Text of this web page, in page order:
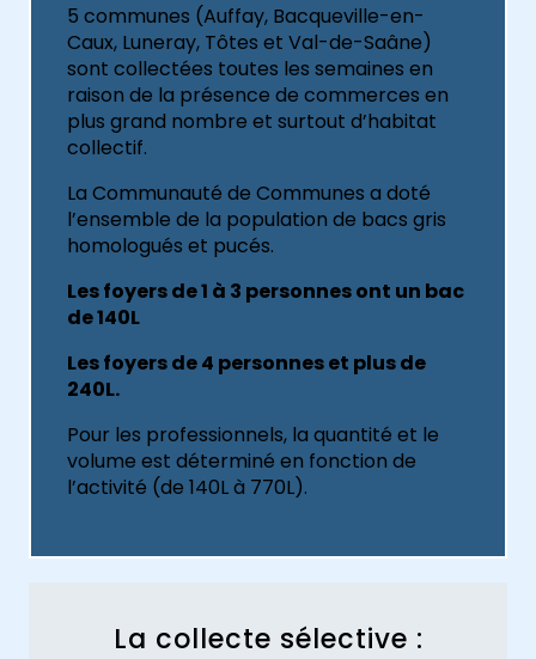
5 communes (Auffay, Bacqueville-en-
Caux, Luneray, Tôtes et Val-de-Saâne)
sont collectées toutes les semaines en
raison de la présence de commerces en
plus grand nombre et surtout d’habitat
collectif.
La Communauté de Communes a doté
l’ensemble de la population de bacs gris
homologués et pucés.
Les foyers de 1 à 3 personnes ont un bac
de 140L
Les foyers de 4 personnes et plus de
240L.
Pour les professionnels, la quantité et le
volume est déterminé en fonction de
l’activité (de 140L à 770L).
La collecte sélective :